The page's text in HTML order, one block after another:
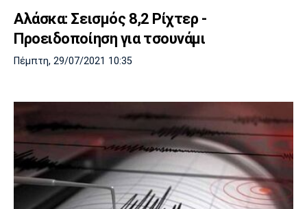
Αλάσκα: Σεισμός 8,2 Ρίχτερ -
Προειδοποίηση για τσουνάμι
Πέμπτη, 29/07/2021 10:35